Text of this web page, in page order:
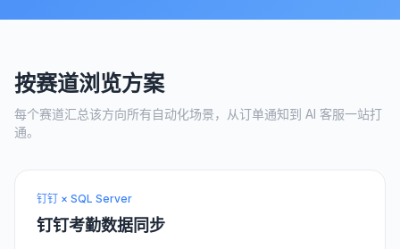
按赛道浏览方案
每个赛道汇总该方向所有自动化场景，从订单通知到 AI 客服一站打
通。
钉钉 × SQL Server
钉钉考勤数据同步